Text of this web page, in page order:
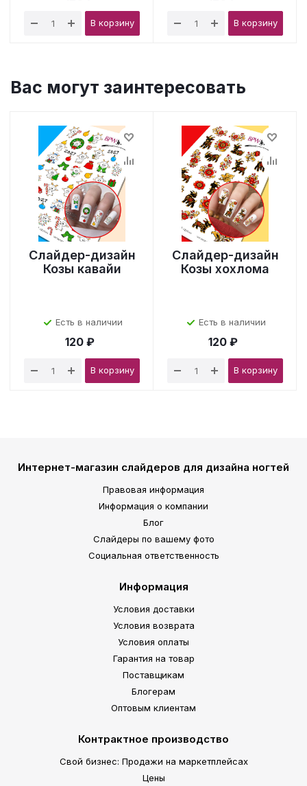
В корзину В корзину
Вас могут заинтересовать
Слайдер-дизайн
Козы кавайи
Есть в наличии
120 ₽
В корзину
Слайдер-дизайн
Козы хохлома
Есть в наличии
120 ₽
В корзину
Интернет-магазин слайдеров для дизайна ногтей
Правовая информация
Информация о компании
Блог
Слайдеры по вашему фото
Социальная ответственность
Информация
Условия доставки
Условия возврата
Условия оплаты
Гарантия на товар
Поставщикам
Блогерам
Оптовым клиентам
Контрактное производство
Свой бизнес: Продажи на маркетплейсах
Цены